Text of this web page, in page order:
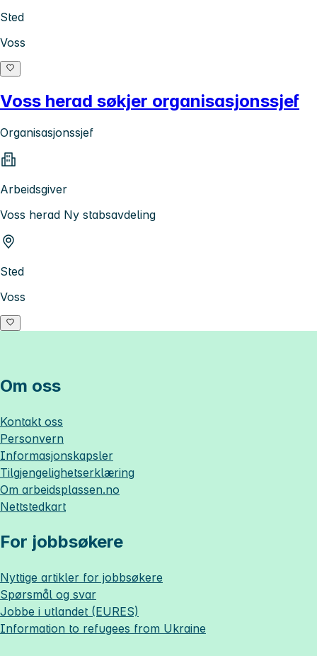
Sted
Voss
Voss herad søkjer organisasjonssjef
Organisasjonssjef
Arbeidsgiver
Voss herad Ny stabsavdeling
Sted
Voss
Om oss
Kontakt oss
Personvern
Informasjonskapsler
Tilgjengelighetserklæring
Om arbeidsplassen.no
Nettstedkart
For jobbsøkere
Nyttige artikler for jobbsøkere
Spørsmål og svar
Jobbe i utlandet (EURES)
Information to refugees from Ukraine